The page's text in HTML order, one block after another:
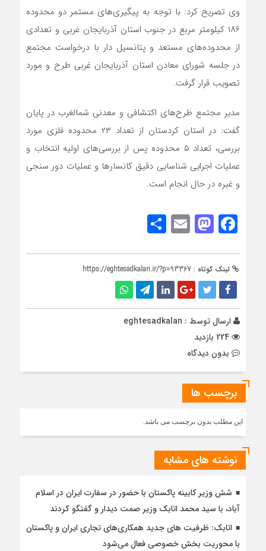
وی تصریح کرد: با توجه به پیگیری‌های مستمر دو محدوده
۱۸۶ کیلومتر مربع در جنوب استان آذربایجان غربی و تعدادی
از محدوده‌های مستعد و پتانسیل دار با درخواست مجتمع
در جلسه شورای معادن استان آذربایجان غربی طرح و مورد
تصویب قرار گرفت.
مدیر مجتمع طرح‌های اکتشافی و معدنی شمالغرب در پایان
گفت: در استان کردستان از تعداد ۲۳ محدوده فلزی مورد
بررسی، تعداد ۵ محدوده پس از بررسی‌های اولیه انتخاب و
عملیات اجرایی شناسایی دقیق کانسارها و عملیات دور سنجی
و غیره در حال انجام است.
Facebook
Mastodon
Email
لینک کوتاه : https://eghtesadkalan.ir/?p=93367
ارسال توسط : eghtesadkalan
بدون دیدگاه
برچسب ها
این مطلب بدون برچسب می باشد.
نوشته های مشابه
شش وزیر کابینه پاکستان با حضور در سفارت ایران در اسلام
آباد، با سيد محمد اتابك وزير صمت ديدار و گفتگو كردند
اتابک: ظرفیت های جدید همکاری‌های تجاری ایران و پاکستان
با محوریت بخش خصوصی فعال می‌شود